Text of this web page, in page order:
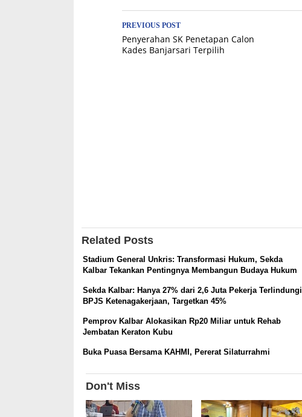
Post
navigation
PREVIOUS POST
Penyerahan SK Penetapan Calon
Kades Banjarsari Terpilih
Related Posts
Stadium General Unkris: Transformasi Hukum, Sekda
Kalbar Tekankan Pentingnya Membangun Budaya Hukum
Sekda Kalbar: Hanya 27% dari 2,6 Juta Pekerja Terlindungi
BPJS Ketenagakerjaan, Targetkan 45%
Pemprov Kalbar Alokasikan Rp20 Miliar untuk Rehab
Jembatan Keraton Kubu
Buka Puasa Bersama KAHMI, Pererat Silaturrahmi
Don't Miss